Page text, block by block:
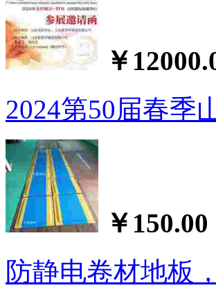
￥
2024第50届春季
￥150.00
防静电卷材地板